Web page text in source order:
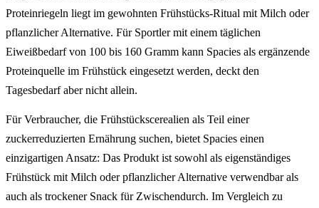
Proteinriegeln liegt im gewohnten Frühstücks-Ritual mit Milch oder
pflanzlicher Alternative. Für Sportler mit einem täglichen
Eiweißbedarf von 100 bis 160 Gramm kann Spacies als ergänzende
Proteinquelle im Frühstück eingesetzt werden, deckt den
Tagesbedarf aber nicht allein.
Für Verbraucher, die Frühstückscerealien als Teil einer
zuckerreduzierten Ernährung suchen, bietet Spacies einen
einzigartigen Ansatz: Das Produkt ist sowohl als eigenständiges
Frühstück mit Milch oder pflanzlicher Alternative verwendbar als
auch als trockener Snack für Zwischendurch. Im Vergleich zu